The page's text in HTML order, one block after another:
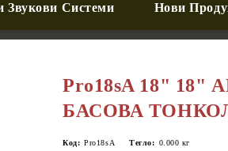
Звукови Системи Нови
Pro18sA 18" 18"
БАСОВА
Код: Pro18sA Тегло: 0.000 кг